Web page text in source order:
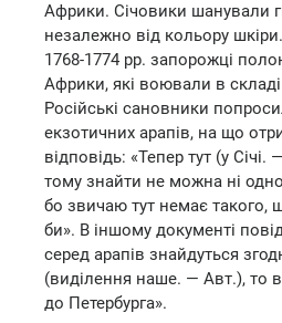
Африки. Січовики шанували
незалежно від кольору
1768-1774 рр. запорожці
Африки, які воювали в складі
Російські сановники
екзотичних арапів, на що
відповідь: «Тепер тут (у Січі.
тому знайти не можна ні
бо звичаю тут немає такого,
би». В іншому документі
серед арапів знайдуться
(виділення наше. — Авт.), то
до Петербурга».